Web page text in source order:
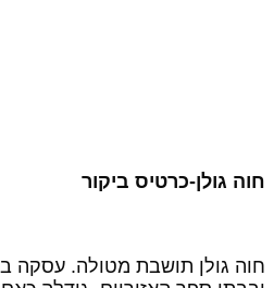
גולן-כרטיס ביקור
גולן תושבת מטולה. עסקה